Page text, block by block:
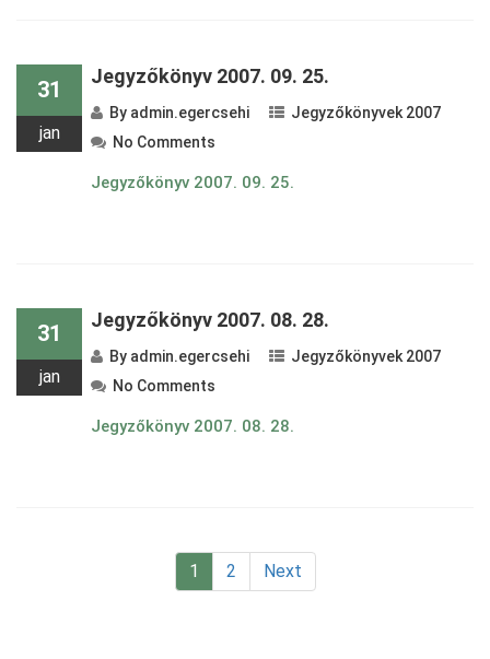
31
jan
Jegyzőkönyv 2007. 09. 25.
By admin.egercsehi
Jegyzőkönyvek 2007
No Comments
Jegyzőkönyv 2007. 09. 25.
31
jan
Jegyzőkönyv 2007. 08. 28.
By admin.egercsehi
Jegyzőkönyvek 2007
No Comments
Jegyzőkönyv 2007. 08. 28.
Bejegyzések
1 2 Next